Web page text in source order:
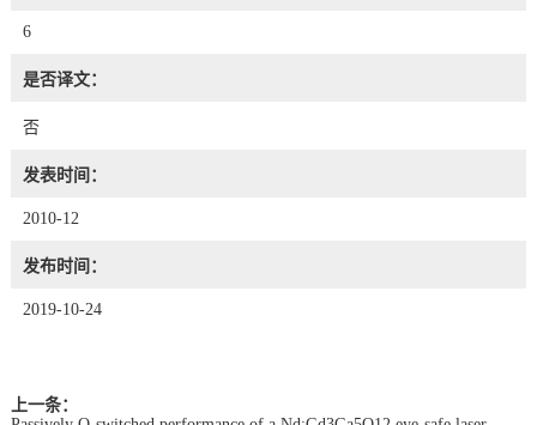
6
是否译文：
否
发表时间：
2010-12
发布时间：
2019-10-24
上一条：